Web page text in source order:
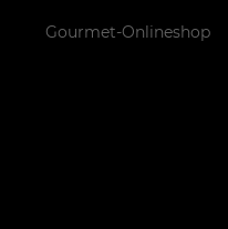
Gourmet-Onlineshop